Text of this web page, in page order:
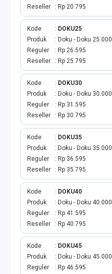
SHOPEEPAY
GOPAY
OVO
LINK AJA
MAXIM
KASPRO
DOKU
E-MONEY
VOUCHER GAME
TOPUP GAME
TOPUP GAME USER
Reseller
Rp 20.795
Kode
DOKU25
Produk
Doku - Doku 25.000
Reguler
Rp 26.595
Reseller
Rp 25.795
Kode
DOKU30
Produk
Doku - Doku 30.000
Reguler
Rp 31.595
Reseller
Rp 30.795
Kode
DOKU35
Produk
Doku - Doku 35.000
Reguler
Rp 36.595
Reseller
Rp 35.795
Kode
DOKU40
Produk
Doku - Doku 40.000
Reguler
Rp 41.595
Reseller
Rp 40.795
Kode
DOKU45
Produk
Doku - Doku 45.000
Reguler
Rp 46.595